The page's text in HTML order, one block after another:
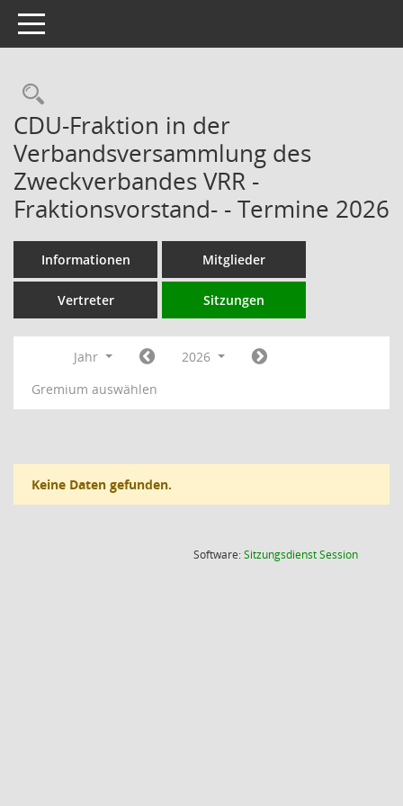
Toggle navigation
Rechercheauswahl
CDU-Fraktion in der
Verbandsversammlung des
Zweckverbandes VRR -
Fraktionsvorstand- - Termine 2026
Informationen Mitglieder
Vertreter Sitzungen
Jahr
2026
Gremium auswählen
Keine Daten gefunden.
Software:SitzungsdienstSession(Wird in